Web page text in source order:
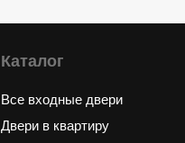
Каталог
Все входные двери
Двери в квартиру